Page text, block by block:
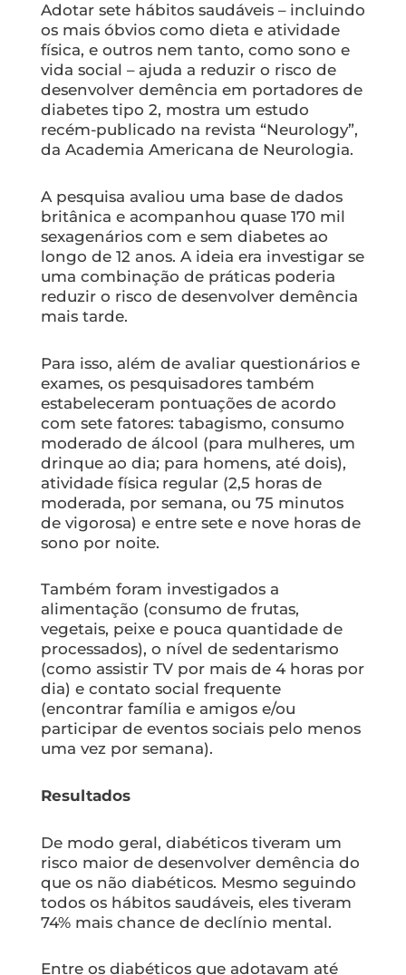
Adotar sete hábitos saudáveis – incluindo
os mais óbvios como dieta e atividade
física, e outros nem tanto, como sono e
vida social – ajuda a reduzir o risco de
desenvolver demência em portadores de
diabetes tipo 2, mostra um estudo
recém-publicado na revista “Neurology”,
da Academia Americana de Neurologia.
A pesquisa avaliou uma base de dados
britânica e acompanhou quase 170 mil
sexagenários com e sem diabetes ao
longo de 12 anos. A ideia era investigar se
uma combinação de práticas poderia
reduzir o risco de desenvolver demência
mais tarde.
Para isso, além de avaliar questionários e
exames, os pesquisadores também
estabeleceram pontuações de acordo
com sete fatores: tabagismo, consumo
moderado de álcool (para mulheres, um
drinque ao dia; para homens, até dois),
atividade física regular (2,5 horas de
moderada, por semana, ou 75 minutos
de vigorosa) e entre sete e nove horas de
sono por noite.
Também foram investigados a
alimentação (consumo de frutas,
vegetais, peixe e pouca quantidade de
processados), o nível de sedentarismo
(como assistir TV por mais de 4 horas por
dia) e contato social frequente
(encontrar família e amigos e/ou
participar de eventos sociais pelo menos
uma vez por semana).
Resultados
De modo geral, diabéticos tiveram um
risco maior de desenvolver demência do
que os não diabéticos. Mesmo seguindo
todos os hábitos saudáveis, eles tiveram
74% mais chance de declínio mental.
Entre os diabéticos que adotavam até